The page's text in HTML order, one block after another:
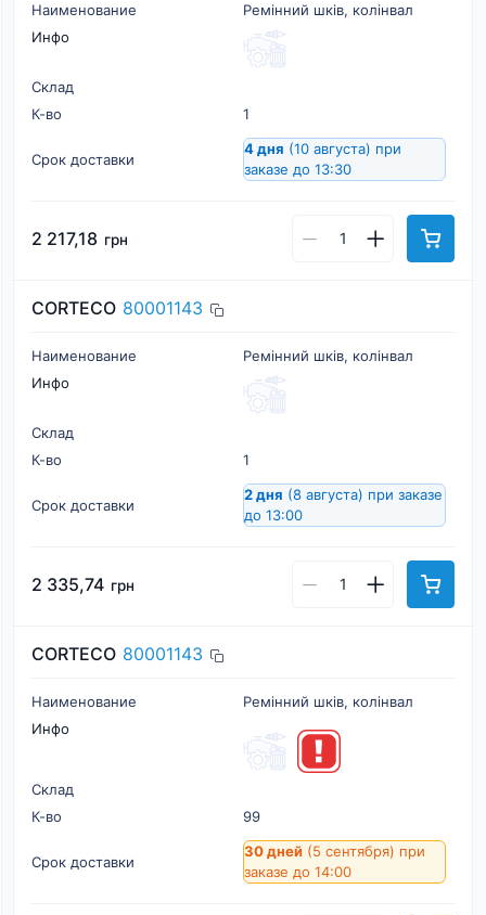
Наименование
Ремінний шків, колінвал
Инфо
Склад
К-во
1
Срок доставки
4 дня (10 августа) при
заказе до 13:30
2 217,18 грн
CORTECO 80001143
Наименование
Ремінний шків, колінвал
Инфо
Склад
К-во
1
Срок доставки
2 дня (8 августа) при заказе
до 13:00
2 335,74 грн
CORTECO 80001143
Наименование
Ремінний шків, колінвал
Инфо
Склад
К-во
99
Срок доставки
30 дней (5 сентября) при
заказе до 14:00